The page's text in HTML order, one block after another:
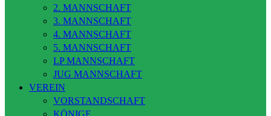
2. MANNSCHAFT
3. MANNSCHAFT
4. MANNSCHAFT
5. MANNSCHAFT
LP MANNSCHAFT
JUG MANNSCHAFT
VEREIN
VORSTANDSCHAFT
KÖNIGE